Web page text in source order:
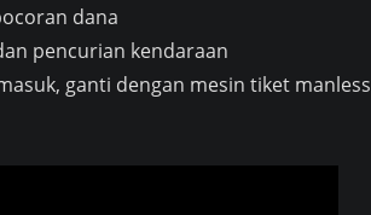
dana
pencurian kendaraan
ganti dengan mesin tiket manless